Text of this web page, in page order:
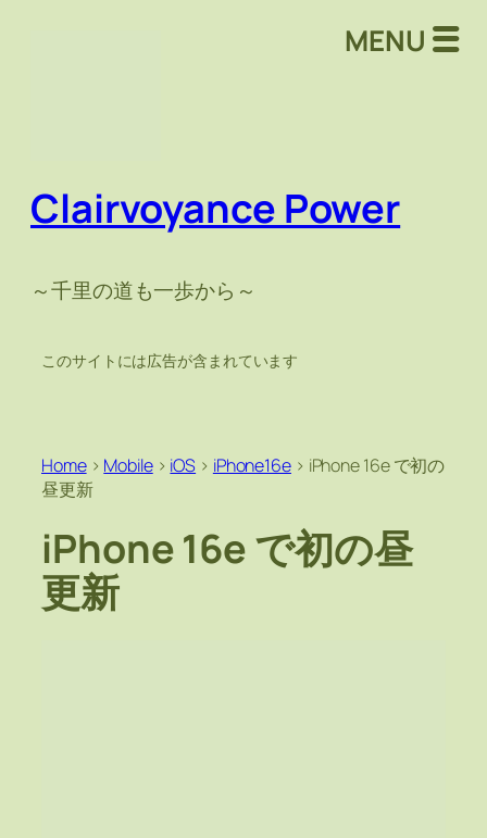
Clairvoyance Power
～千里の道も一歩から～
このサイトには広告が含まれています
Home> Mobile> iOS > iPhone16e> iPhone 16e で初の
昼更新
iPhone 16e で初の昼
更新
MENU